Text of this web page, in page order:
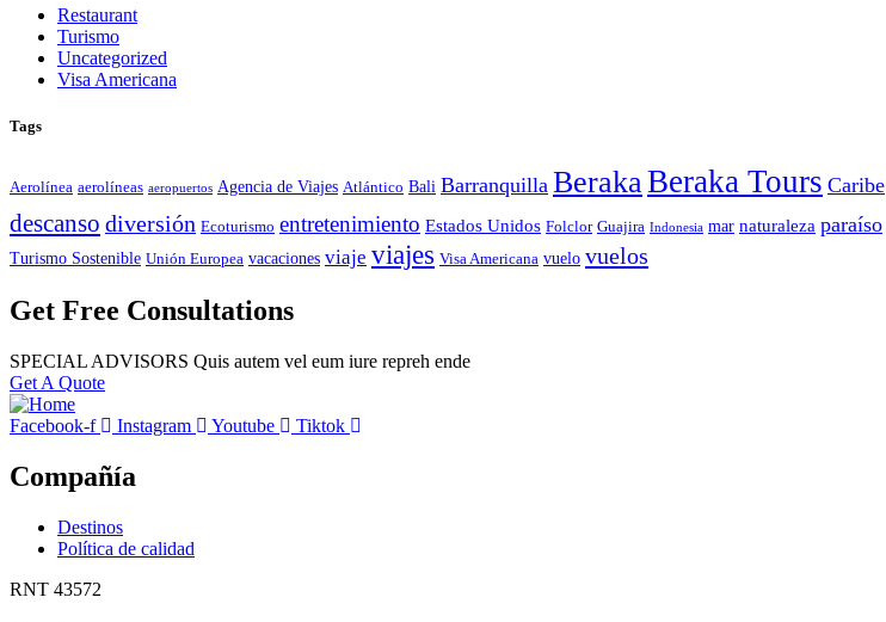
Restaurant
Turismo
Uncategorized
Visa Americana
Tags
Aerolínea aerolíneas aeropuertos Agencia de Viajes Atlántico Bali Barranquilla BerakaBeraka Tours Caribe
descanso diversión Ecoturismo entretenimiento Estados Unidos Folclor Guajira Indonesia mar naturaleza paraíso
Turismo Sostenible Unión Europea vacaciones viaje viajes Visa Americana vuelo vuelos
Get Free Consultations
SPECIAL ADVISORS Quis autem vel eum iure repreh ende
Get A Quote
Facebook-f Instagram Youtube Tiktok
Compañía
Destinos
Política de calidad
RNT 43572